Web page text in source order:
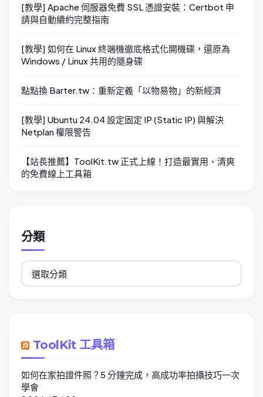
[教學] Apache 伺服器免費 SSL 憑證安裝：Certbot 申
請與自動續約完整指南
[教學] 如何在 Linux 終端機徹底格式化開機碟，還原為
Windows / Linux 共用的隨身碟
點點換 Barter.tw：重新定義「以物易物」的新經濟
[教學] Ubuntu 24.04 設定固定 IP (Static IP) 與解決
Netplan 權限警告
【站長推薦】ToolKit.tw 正式上線！打造最實用、清爽
的免費線上工具箱
分類
分
類
ToolKit 工具箱
如何在家拍證件照？5 分鐘完成，高成功率拍攝技巧一次
學會